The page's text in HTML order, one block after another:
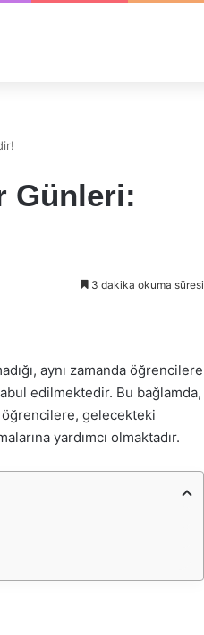
Günleri:
3 dakika okuma süresi
aynı zamanda öğrencilere
edilmektedir. Bu bağlamda,
öğrencilere, gelecekteki
yardımcı olmaktadır.